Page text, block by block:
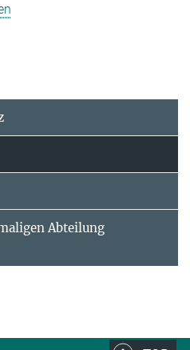
Abteilung